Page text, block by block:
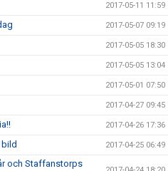
2017-05-11 11:59
2017-05-07 09:19
2017-05-05 18:30
2017-05-05 13:04
2017-05-01 07:50
2017-04-27 09:45
2017-04-26 17:36
2017-04-25 06:49
och Staffanstorps